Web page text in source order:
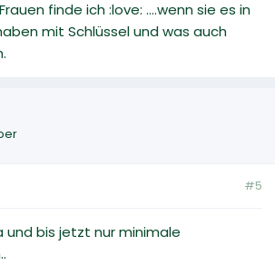
finde ich :love: ....wenn sie es in
mit Schlüssel und was auch
#5
und bis jetzt nur minimale